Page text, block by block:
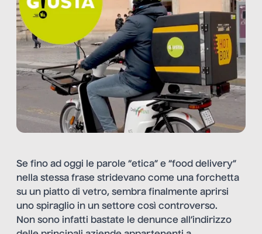
Se fino ad oggi le parole “etica” e “food delivery”
nella stessa frase stridevano come una forchetta
su un piatto di vetro, sembra finalmente aprirsi
uno spiraglio in un settore così controverso.
Non sono infatti bastate le denunce all’indirizzo